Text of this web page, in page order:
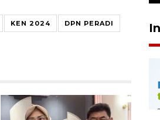
KEN 2024 DPN PERADI